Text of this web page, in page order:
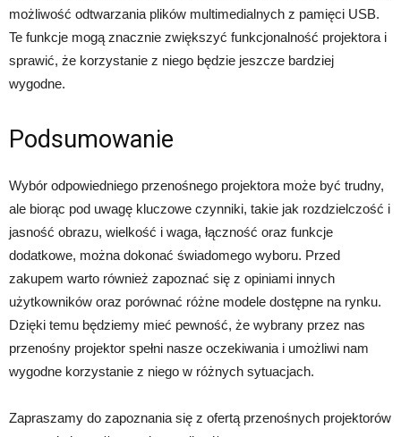
możliwość odtwarzania plików multimedialnych z pamięci USB.
Te funkcje mogą znacznie zwiększyć funkcjonalność projektora i
sprawić, że korzystanie z niego będzie jeszcze bardziej
wygodne.
Podsumowanie
Wybór odpowiedniego przenośnego projektora może być trudny,
ale biorąc pod uwagę kluczowe czynniki, takie jak rozdzielczość i
jasność obrazu, wielkość i waga, łączność oraz funkcje
dodatkowe, można dokonać świadomego wyboru. Przed
zakupem warto również zapoznać się z opiniami innych
użytkowników oraz porównać różne modele dostępne na rynku.
Dzięki temu będziemy mieć pewność, że wybrany przez nas
przenośny projektor spełni nasze oczekiwania i umożliwi nam
wygodne korzystanie z niego w różnych sytuacjach.
Zapraszamy do zapoznania się z ofertą przenośnych projektorów